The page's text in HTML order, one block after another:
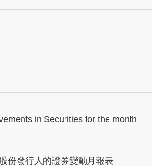
in Securities for the month
份發行人的證券變動月報表